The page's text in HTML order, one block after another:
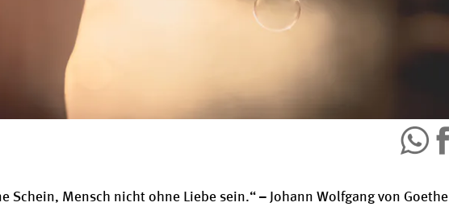
Schein, Mensch nicht ohne Liebe sein.“ – Johann Wolfgang von Goethe